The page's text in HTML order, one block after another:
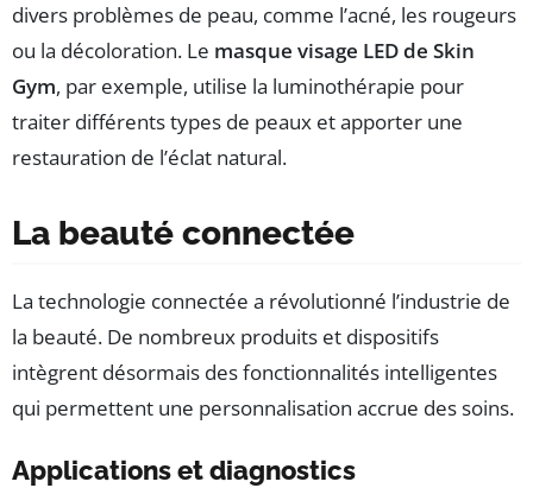
divers problèmes de peau, comme l’acné, les rougeurs
ou la décoloration. Le masque visage LED de Skin
Gym, par exemple, utilise la luminothérapie pour
traiter différents types de peaux et apporter une
restauration de l’éclat natural.
La beauté connectée
La technologie connectée a révolutionné l’industrie de
la beauté. De nombreux produits et dispositifs
intègrent désormais des fonctionnalités intelligentes
qui permettent une personnalisation accrue des soins.
Applications et diagnostics